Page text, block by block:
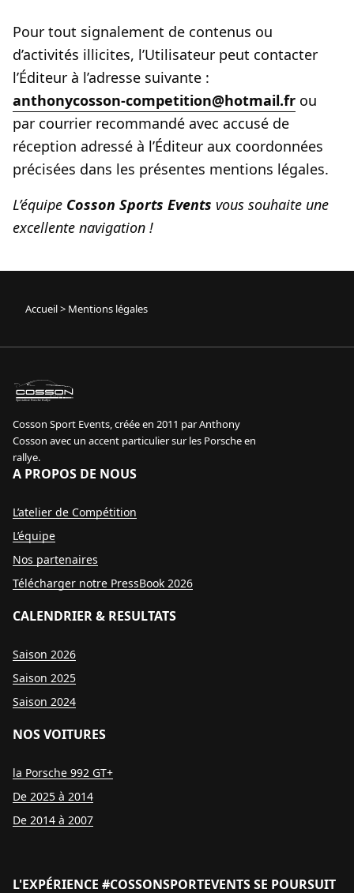
Pour tout signalement de contenus ou
d’activités illicites, l’Utilisateur peut contacter
l’Éditeur à l’adresse suivante :
anthonycosson-competition@hotmail.fr ou
par courrier recommandé avec accusé de
réception adressé à l’Éditeur aux coordonnées
précisées dans les présentes mentions légales.
L’équipe Cosson Sports Events vous souhaite une
excellente navigation !
Accueil> Mentions légales
sport event
Specialiste Porsche Rallye
Cosson Sport Events, créée en 2011 par Anthony
Cosson avec un accent particulier sur les Porsche en
rallye.
A PROPOS DE NOUS
L’atelier de Compétition
L’équipe
Nos partenaires
Télécharger notre PressBook 2026
CALENDRIER & RESULTATS
Saison 2026
Saison 2025
Saison 2024
NOS VOITURES
la Porsche 992 GT+
De 2025 à 2014
De 2014 à 2007
L'EXPÉRIENCE #COSSONSPORTEVENTS SE POURSUIT